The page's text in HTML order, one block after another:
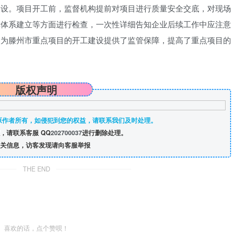
。项目开工前，监督机构提前对项目进行质量安全交底，对现场
系建立等方面进行检查，一次性详细告知企业后续工作中应注意
滕州市重点项目的开工建设提供了监管保障，提高了重点项目的
版权声明
者所有，如侵犯到您的权益，请联系我们及时处理。
请联系客服 QQ202700037进行删除处理。
信息，访客发现请向客服举报
THE END
喜欢的话，点个赞呗！